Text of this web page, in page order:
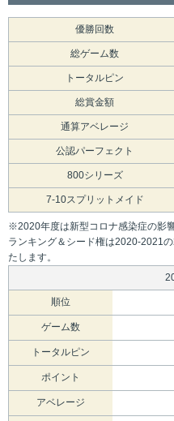
優勝回数
総ゲーム数
トータルピン
総賞金額
通算アベレージ
公認パーフェクト
800シリーズ
7-10スプリットメイド
※2020年度は新型コロナ感染症の影
ランキング＆シード権は2020-2021
たします。
順位
ゲーム数
トータルピン
ポイント
アベレージ